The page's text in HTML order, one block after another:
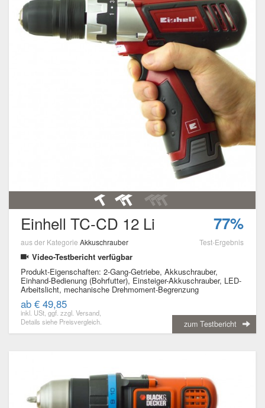
Einhell TC-CD 12 Li 77%
aus der Kategorie Akkuschrauber Test-Ergebnis
Video-Testbericht verfügbar
Produkt-Eigenschaften: 2-Gang-Getriebe, Akkuschrauber,
Einhand-Bedienung (Bohrfutter), Einsteiger-Akkuschrauber, LED-
Arbeitslicht, mechanische Drehmoment-Begrenzung
ab € 49,85
inkl. USt, ggf. zzgl. Versand,
Details siehe Preisvergleich.
zum Testbericht